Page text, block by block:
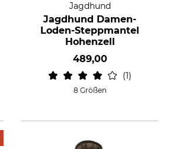
Jagdhund
Jagdhund Damen-
Loden-Steppmantel
Hohenzell
489,00
1
8 Größen